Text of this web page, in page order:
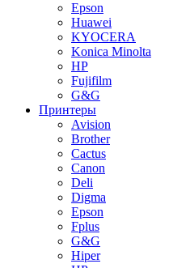
Epson
Huawei
KYOCERA
Konica Minolta
HP
Fujifilm
G&G
Принтеры
Avision
Brother
Cactus
Canon
Deli
Digma
Epson
Fplus
G&G
Hiper